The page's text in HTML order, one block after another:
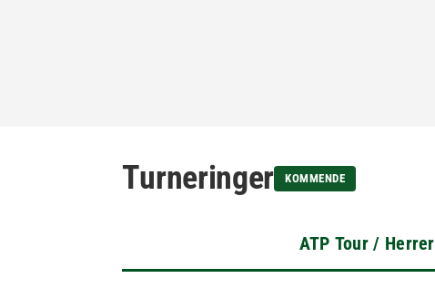
Turneringer KOMMENDE
ATP Tour / Herrer